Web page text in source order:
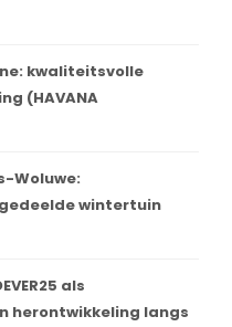
kwaliteitsvolle
(HAVANA
Woluwe:
wintertuin
als
herontwikkeling langs